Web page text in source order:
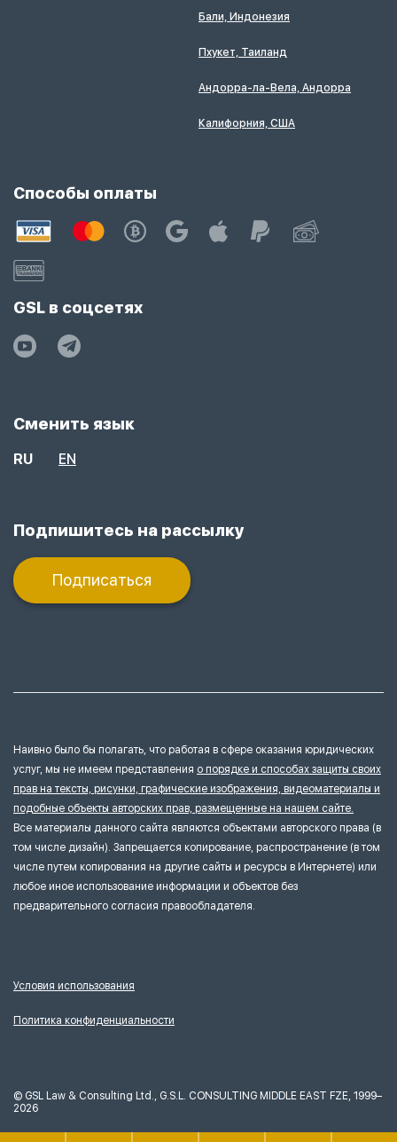
Бали, Индонезия
Пхукет, Таиланд
Андорра-ла-Вела, Андорра
Калифорния, США
Способы оплаты
GSL в соцсетях
Сменить язык
RU EN
Подпишитесь на рассылку
Подписаться
Наивно было бы полагать, что работая в сфере оказания юридических
услуг, мы не имеем представления о порядке и способах защиты своих
прав на тексты, рисунки, графические изображения, видеоматериалы и
подобные объекты авторских прав, размещенные на нашем сайте.
Все материалы данного сайта являются объектами авторского права (в
том числе дизайн). Запрещается копирование, распространение (в том
числе путем копирования на другие сайты и ресурсы в Интернете) или
любое иное использование информации и объектов без
предварительного согласия правообладателя.
Условия использования
Политика конфиденциальности
© GSL Law & Consulting Ltd., G.S.L. CONSULTING MIDDLE EAST FZE, 1999–
2026